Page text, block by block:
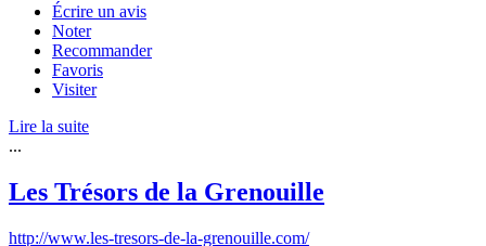
Écrire un avis
Noter
Recommander
Favoris
Visiter
Lire la suite
...
Les Trésors de la Grenouille
http://www.les-tresors-de-la-grenouille.com/